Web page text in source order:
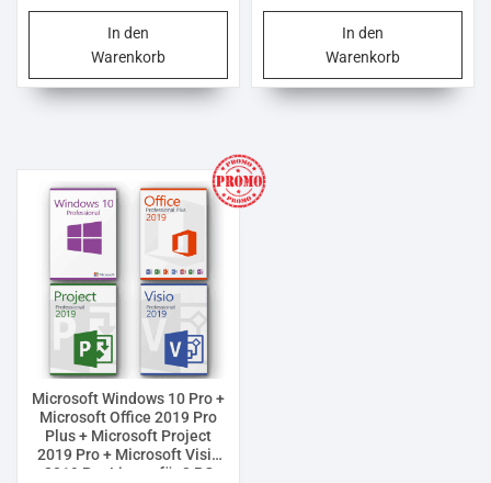
€99.99
In den
Warenkorb
€99.99
In den
Warenkorb
Microsoft Windows 10 Pro +
Microsoft Office 2019 Pro
Plus + Microsoft Project
2019 Pro + Microsoft Visio
2019 Pro Lizenz für 3 PC